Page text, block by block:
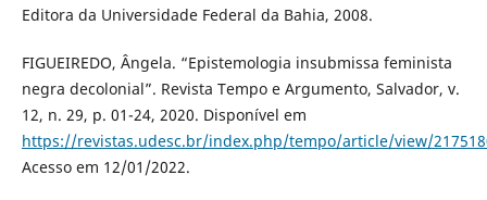
Editora da Universidade Federal da Bahia, 2008.
FIGUEIREDO, Ângela. “Epistemologia insubmissa feminista
negra decolonial”. Revista Tempo e Argumento, Salvador, v.
12, n. 29, p. 01-24, 2020. Disponível em
https://revistas.udesc.br/index.php/tempo/article/view/
Acesso em 12/01/2022.